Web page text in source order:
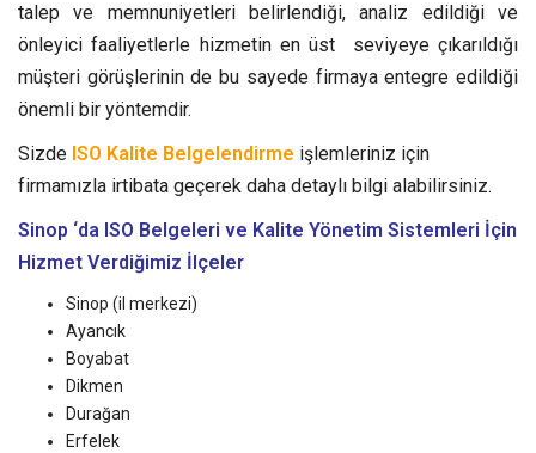
talep ve memnuniyetleri belirlendiği, analiz edildiği ve
önleyici faaliyetlerle hizmetin en üst seviyeye çıkarıldığı
müşteri görüşlerinin de bu sayede firmaya entegre edildiği
önemli bir yöntemdir.
Sizde ISO Kalite Belgelendirme işlemleriniz için
firmamızla irtibata geçerek daha detaylı bilgi alabilirsiniz.
Sinop ‘da ISO Belgeleri ve Kalite Yönetim Sistemleri İçin
Hizmet Verdiğimiz İlçeler
Sinop (il merkezi)
Ayancık
Boyabat
Dikmen
Durağan
Erfelek